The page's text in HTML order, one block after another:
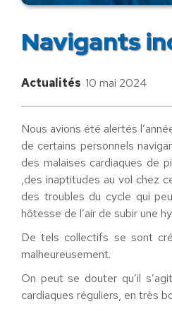
Navigants
Actualités 10 mai 2024
Nous avions été alertés
de certains personnels
des malaises cardiaques de
,des inaptitudes au vol chez
des troubles du cycle qui
hôtesse de l’air de subir une
De tels collectifs se sont
malheureusement.
On peut se douter qu’il
cardiaques réguliers, en très